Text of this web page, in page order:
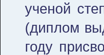
ученой
(диплом
году